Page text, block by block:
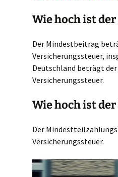
Wie hoch ist
Der Mindestbeitrag
Versicherungssteuer,
Deutschland beträgt
Versicherungssteuer.
Wie hoch ist
Der
Versicherungssteuer.